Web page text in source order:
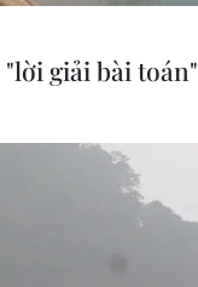
bệnh ung thư
giải bài